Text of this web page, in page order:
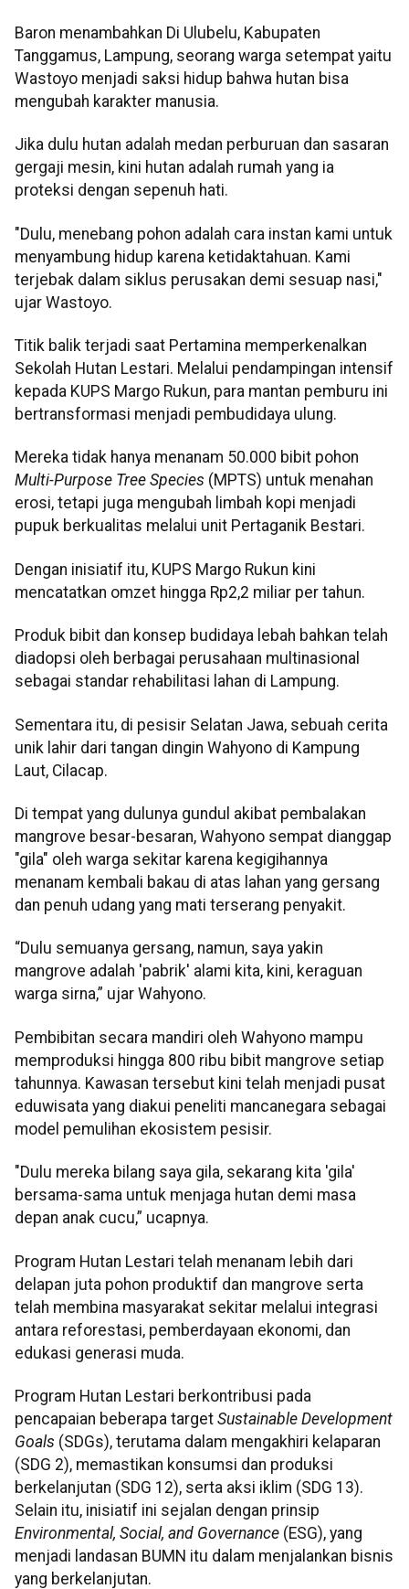
Baron menambahkan Di Ulubelu, Kabupaten
Tanggamus, Lampung, seorang warga setempat yaitu
Wastoyo menjadi saksi hidup bahwa hutan bisa
mengubah karakter manusia.
Jika dulu hutan adalah medan perburuan dan sasaran
gergaji mesin, kini hutan adalah rumah yang ia
proteksi dengan sepenuh hati.
"Dulu, menebang pohon adalah cara instan kami untuk
menyambung hidup karena ketidaktahuan. Kami
terjebak dalam siklus perusakan demi sesuap nasi,"
ujar Wastoyo.
Titik balik terjadi saat Pertamina memperkenalkan
Sekolah Hutan Lestari. Melalui pendampingan intensif
kepada KUPS Margo Rukun, para mantan pemburu ini
bertransformasi menjadi pembudidaya ulung.
Mereka tidak hanya menanam 50.000 bibit pohon
Multi-Purpose Tree Species (MPTS) untuk menahan
erosi, tetapi juga mengubah limbah kopi menjadi
pupuk berkualitas melalui unit Pertaganik Bestari.
Dengan inisiatif itu, KUPS Margo Rukun kini
mencatatkan omzet hingga Rp2,2 miliar per tahun.
Produk bibit dan konsep budidaya lebah bahkan telah
diadopsi oleh berbagai perusahaan multinasional
sebagai standar rehabilitasi lahan di Lampung.
Sementara itu, di pesisir Selatan Jawa, sebuah cerita
unik lahir dari tangan dingin Wahyono di Kampung
Laut, Cilacap.
Di tempat yang dulunya gundul akibat pembalakan
mangrove besar-besaran, Wahyono sempat dianggap
"gila" oleh warga sekitar karena kegigihannya
menanam kembali bakau di atas lahan yang gersang
dan penuh udang yang mati terserang penyakit.
“Dulu semuanya gersang, namun, saya yakin
mangrove adalah 'pabrik' alami kita, kini, keraguan
warga sirna,” ujar Wahyono.
Pembibitan secara mandiri oleh Wahyono mampu
memproduksi hingga 800 ribu bibit mangrove setiap
tahunnya. Kawasan tersebut kini telah menjadi pusat
eduwisata yang diakui peneliti mancanegara sebagai
model pemulihan ekosistem pesisir.
"Dulu mereka bilang saya gila, sekarang kita 'gila'
bersama-sama untuk menjaga hutan demi masa
depan anak cucu,” ucapnya.
Program Hutan Lestari telah menanam lebih dari
delapan juta pohon produktif dan mangrove serta
telah membina masyarakat sekitar melalui integrasi
antara reforestasi, pemberdayaan ekonomi, dan
edukasi generasi muda.
Program Hutan Lestari berkontribusi pada
pencapaian beberapa target Sustainable Development
Goals (SDGs), terutama dalam mengakhiri kelaparan
(SDG 2), memastikan konsumsi dan produksi
berkelanjutan (SDG 12), serta aksi iklim (SDG 13).
Selain itu, inisiatif ini sejalan dengan prinsip
Environmental, Social, and Governance (ESG), yang
menjadi landasan BUMN itu dalam menjalankan bisnis
yang berkelanjutan.